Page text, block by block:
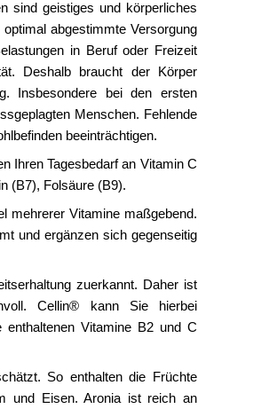
sind geistiges und körperliches
abgestimmte Versorgung
in Beruf oder Freizeit
Deshalb braucht der Körper
Insbesondere bei den ersten
Menschen. Fehlende
beeinträchtigen.
Ihren Tagesbedarf an Vitamin C
(B7), Folsäure (B9).
mehrerer Vitamine maßgebend.
und ergänzen sich gegenseitig
zuerkannt. Daher ist
Cellin® kann Sie hierbei
enthaltenen Vitamine B2 und C
So enthalten die Früchte
und Eisen. Aronia ist reich an